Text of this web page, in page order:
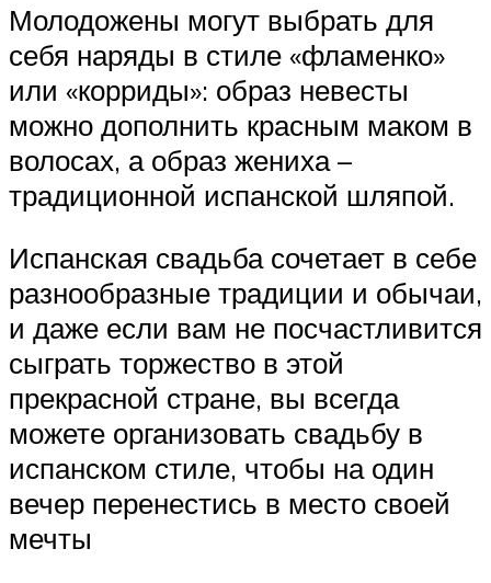
Молодожены могут выбрать для
себя наряды в стиле «фламенко»
или «корриды»: образ невесты
можно дополнить красным маком в
волосах, а образ жениха –
традиционной испанской шляпой.
Испанская свадьба сочетает в себе
разнообразные традиции и обычаи,
и даже если вам не посчастливится
сыграть торжество в этой
прекрасной стране, вы всегда
можете организовать свадьбу в
испанском стиле, чтобы на один
вечер перенестись в место своей
мечты